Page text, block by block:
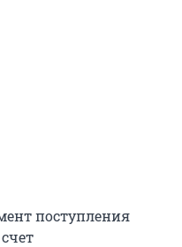
поступления